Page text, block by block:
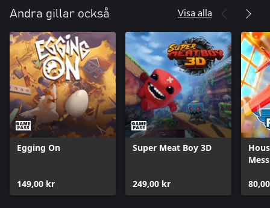
Andra gillar också Visa alla
Egging On
149,00 kr
Super Meat Boy 3D
249,00 kr
Mess